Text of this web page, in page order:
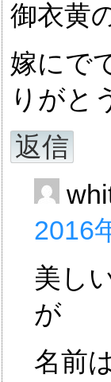
御衣黄
嫁にで
りがと
返信
2016
美し
が
名前